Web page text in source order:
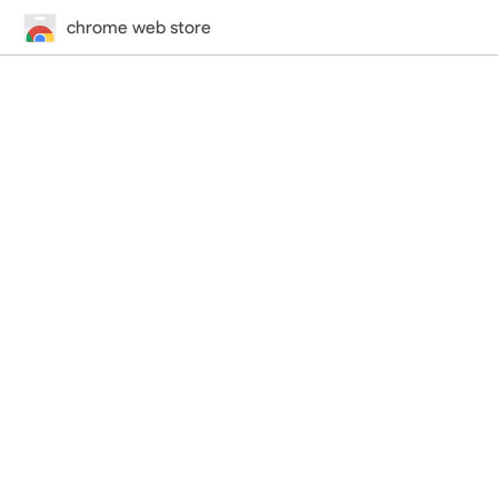
chrome web store